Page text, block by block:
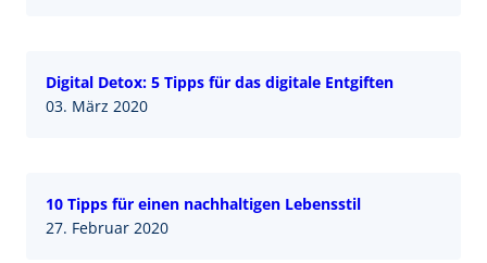
Digital Detox: 5 Tipps für das digitale Entgiften
03. März 2020
10 Tipps für einen nachhaltigen Lebensstil
27. Februar 2020